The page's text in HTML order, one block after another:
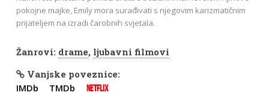
pokojne majke, Emily mora surađivati s njegovim karizmatičnim
prijateljem na izradi čarobnih svjetala.
Žanrovi: drame, ljubavni filmovi
Vanjske poveznice:
IMDb TMDb NETFLIX